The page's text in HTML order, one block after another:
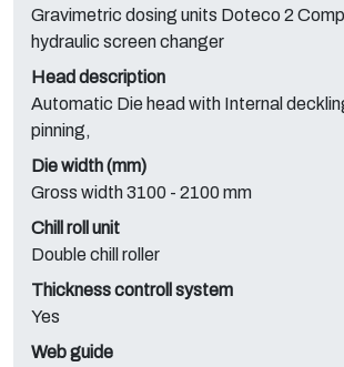
Gravimetric dosing units Doteco 2
hydraulic screen changer
Head description
Automatic Die head with Internal
pinning,
Die width (mm)
Gross width 3100 - 2100 mm
Chill roll unit
Double chill roller
Thickness controll system
Yes
Web guide